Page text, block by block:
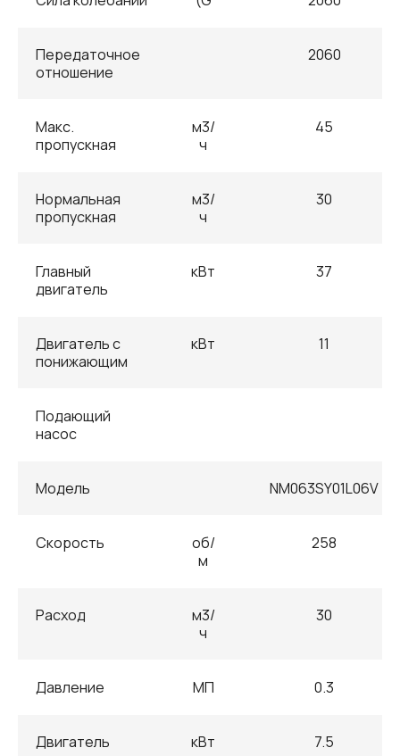
Передаточное
отношение
2060
Макс.
пропускная
м3/
ч
45
Нормальная
пропускная
м3/
ч
30
Главный
двигатель
кВт 37
Двигатель с
понижающим
кВт 11
Подающий
насос
Модель NM063SY01L06V
Скорость
об/
м
258
Расход
м3/
ч
30
Давление МП 0.3
Двигатель кВт 7.5